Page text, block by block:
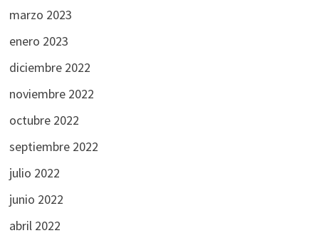
marzo 2023
enero 2023
diciembre 2022
noviembre 2022
octubre 2022
septiembre 2022
julio 2022
junio 2022
abril 2022